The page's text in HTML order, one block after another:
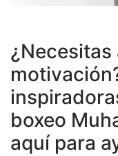
¿Necesitas
boxeo
aquí para